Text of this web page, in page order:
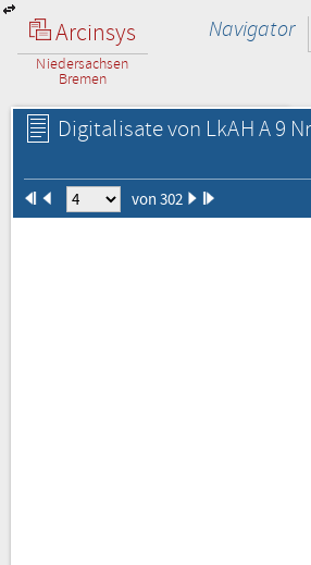
Arcinsys
Niedersachsen
Bremen
Navigator
Digitalisate von LkAH A 9
von 302